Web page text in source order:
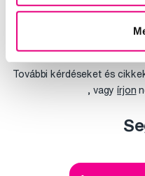
Teljes cikk
További kérdéseket és
, vagyírjon